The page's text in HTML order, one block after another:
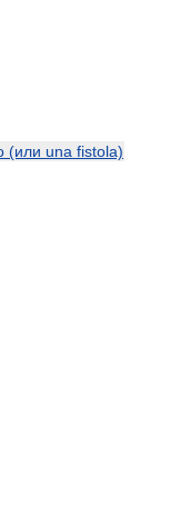
(или una fistola)